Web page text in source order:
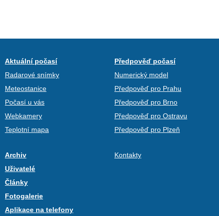
Aktuální počasí
Radarové snímky
Meteostanice
Počasí u vás
Webkamery
Teplotní mapa
Předpověď počasí
Numerický model
Předpověď pro Prahu
Předpověď pro Brno
Předpověď pro Ostravu
Předpověď pro Plzeň
Archiv
Uživatelé
Články
Fotogalerie
Aplikace na telefony
Kontakty